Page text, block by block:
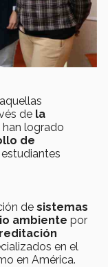
de la
han logrado
de
de sistemas
ambiente por
en el
en América.